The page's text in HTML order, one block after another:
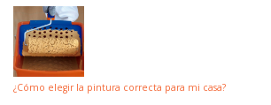
¿Cómo elegir la pintura correcta para mi casa?